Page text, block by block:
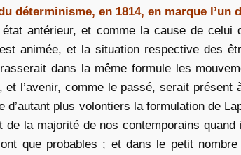
déterminisme, en 1814, en marque l’un
état antérieur, et comme la cause de
animée, et la situation respective des
dans la même formule les
l’avenir, comme le passé, serait présent
d’autant plus volontiers la formulation de
la majorité de nos contemporains
que probables ; et dans le petit